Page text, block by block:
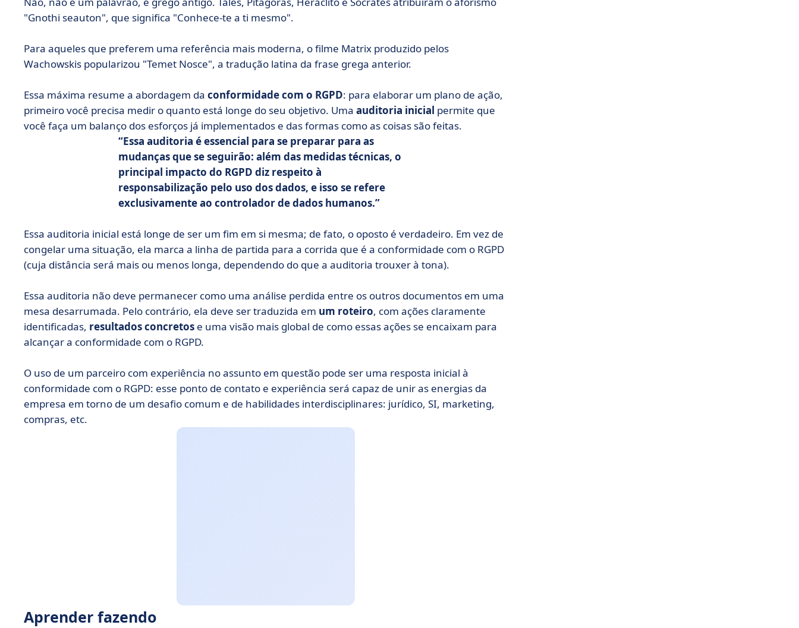
"Gnothi seauton", que significa "Conhece-te a ti mesmo".
Para aqueles que preferem uma referência mais moderna, o filme Matrix produzido pelos
Wachowskis popularizou "Temet Nosce", a tradução latina da frase grega anterior.
Essa máxima resume a abordagem da conformidade com o RGPD: para elaborar um plano de ação,
primeiro você precisa medir o quanto está longe do seu objetivo. Uma auditoria inicial permite que
você faça um balanço dos esforços já implementados e das formas como as coisas são feitas.
Essa auditoria é essencial para se preparar para as
mudanças que se seguirão: além das medidas técnicas, o
principal impacto do RGPD diz respeito à
responsabilização pelo uso dos dados, e isso se refere
exclusivamente ao controlador de dados humanos.
Essa auditoria inicial está longe de ser um fim em si mesma; de fato, o oposto é verdadeiro. Em vez de
congelar uma situação, ela marca a linha de partida para a corrida que é a conformidade com o RGPD
(cuja distância será mais ou menos longa, dependendo do que a auditoria trouxer à tona).
Essa auditoria não deve permanecer como uma análise perdida entre os outros documentos em uma
mesa desarrumada. Pelo contrário, ela deve ser traduzida em um roteiro, com ações claramente
identificadas, resultados concretos e uma visão mais global de como essas ações se encaixam para
alcançar a conformidade com o RGPD.
O uso de um parceiro com experiência no assunto em questão pode ser uma resposta inicial à
conformidade com o RGPD: esse ponto de contato e experiência será capaz de unir as energias da
empresa em torno de um desafio comum e de habilidades interdisciplinares: jurídico, SI, marketing,
compras, etc.
Aprender fazendo